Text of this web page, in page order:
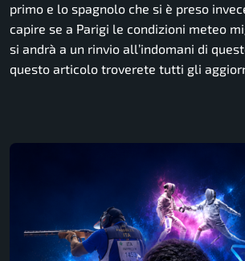
primo e lo spagnolo che si è preso
capire se a Parigi le condizioni meteo
si andrà a un rinvio all’indomani di
questo articolo troverete tutti gli